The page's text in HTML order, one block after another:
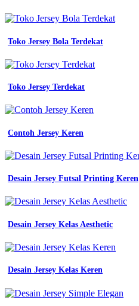
Toko Jersey Bola Terdekat
Toko Jersey Terdekat
Contoh Jersey Keren
Desain Jersey Futsal Printing Keren
Desain Jersey Kelas Aesthetic
Desain Jersey Kelas Keren